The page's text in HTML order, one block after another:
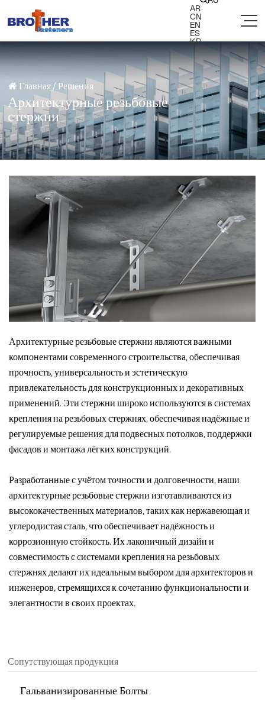
AR
CN
EN
ES
KR
 Главная / Решения
Архитектурные резьбовые
стержни
Архитектурные резьбовые стержни являются важными
компонентами современного строительства, обеспечивая
прочность, универсальность и эстетическую
привлекательность для конструкционных и декоративных
применений. Эти стержни широко используются в системах
крепления на резьбовых стержнях, обеспечивая надёжные и
регулируемые решения для подвесных потолков, поддержки
фасадов и монтажа лёгких конструкций.
Разработанные с учётом точности и долговечности, наши
архитектурные резьбовые стержни изготавливаются из
высококачественных материалов, таких как нержавеющая и
углеродистая сталь, что обеспечивает надёжность и
коррозионную стойкость. Их лаконичный дизайн и
совместимость с системами крепления на резьбовых
стержнях делают их идеальным выбором для архитекторов и
инженеров, стремящихся к сочетанию функциональности и
элегантности в своих проектах.
Сопутствующая продукция
Гальванизированные Болты